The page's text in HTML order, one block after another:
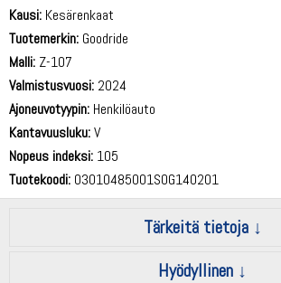
Kausi: Kesärenkaat
Tuotemerkin: Goodride
Malli: Z-107
Valmistusvuosi: 2024
Ajoneuvotyypin: Henkilöauto
Kantavuusluku:V
Nopeus indeksi: 105
Tuotekoodi: 03010485001S0G140201
Tärkeitä tietoja
Hyödyllinen